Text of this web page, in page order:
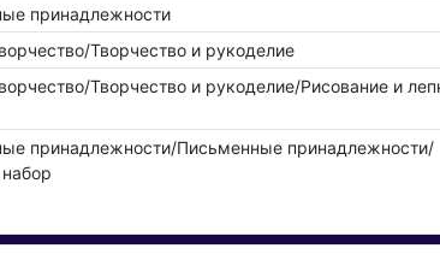
принадлежности
Творчество и рукоделие
Творчество и рукоделие/Рисование и
принадлежности/Письменные принадлежности/